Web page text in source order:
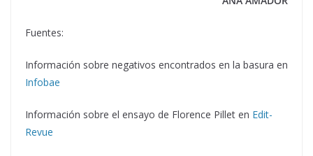
Fuentes:
Información sobre negativos encontrados en la basura en
Infobae
Información sobre el ensayo de Florence Pillet en Edit-
Revue